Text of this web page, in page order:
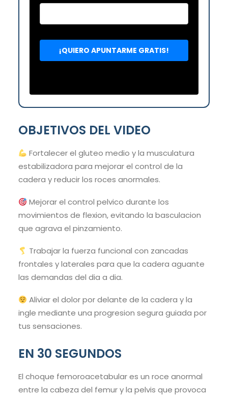
OBJETIVOS DEL VIDEO
Fortalecer el gluteo medio y la musculatura
estabilizadora para mejorar el control de la
cadera y reducir los roces anormales.
Mejorar el control pelvico durante los
movimientos de flexion, evitando la basculacion
que agrava el pinzamiento.
Trabajar la fuerza funcional con zancadas
frontales y laterales para que la cadera aguante
las demandas del dia a dia.
Aliviar el dolor por delante de la cadera y la
ingle mediante una progresion segura guiada por
tus sensaciones.
EN 30 SEGUNDOS
El choque femoroacetabular es un roce anormal
entre la cabeza del femur y la pelvis que provoca